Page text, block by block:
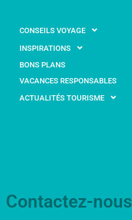
CONSEILS VOYAGE
INSPIRATIONS
BONS PLANS
VACANCES RESPONSABLES
ACTUALITÉS TOURISME
Contactez-nous